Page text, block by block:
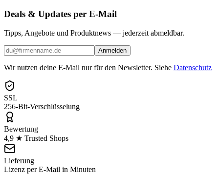
Deals & Updates per E-Mail
Tipps, Angebote und Produktnews — jederzeit abmeldbar.
Anmelden
Wir nutzen deine E-Mail nur für den Newsletter. Siehe Datenschutz
SSL
256-Bit-Verschlüsselung
Bewertung
4,9 ★ Trusted Shops
Lieferung
Lizenz per E-Mail in Minuten